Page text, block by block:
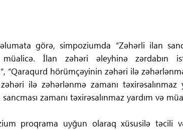
görə, simpoziumda “Zəhərli ilan
İlan zəhəri əleyhinə zərdabın
“Qaraqurd hörümçəyinin zəhəri ilə
ilə zəhərlənmə zamanı təxirəsalınmaz
sancması zamanı təxirəsalınmaz yardım və
proqrama uyğun olaraq xüsusilə təcili